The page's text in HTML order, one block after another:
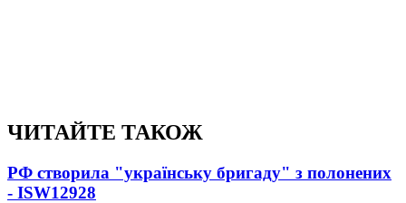
ЧИТАЙТЕ ТАКОЖ
РФ створила "українську бригаду" з полонених
- ISW12928